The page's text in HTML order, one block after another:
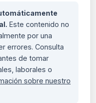
Este contenido no
por una
errores. Consulta
de tomar
laborales o
sobre nuestro